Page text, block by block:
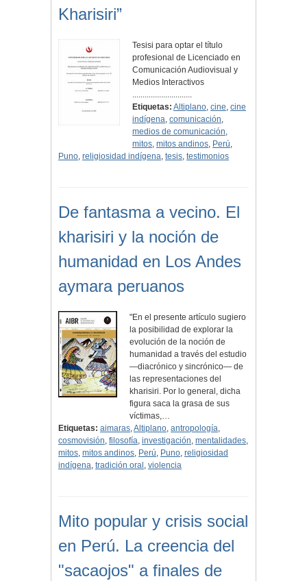
Kharisiri”
Tesisi para optar el título
profesional de Licenciado en
Comunicación Audiovisual y
Medios Interactivos
.............................
Etiquetas: Altiplano,cine,cine
indígena,comunicación,
medios de comunicación,
mitos,mitos andinos, Perú,
Puno, religiosidad indígena, tesis, testimonios
De fantasma a vecino. El
kharisiri y la noción de
humanidad en Los Andes
aymara peruanos
"En el presente artículo sugiero
la posibilidad de explorar la
evolución de la noción de
humanidad a través del estudio
—diacrónico y sincrónico— de
las representaciones del
kharisiri. Por lo general, dicha
figura saca la grasa de sus
víctimas,…
Etiquetas: aimaras,Altiplano, antropología,
cosmovisión, filosofía, investigación, mentalidades,
mitos, mitos andinos, Perú, Puno, religiosidad
indígena, tradición oral , violencia
Mito popular y crisis social
en Perú. La creencia del
"sacaojos" a finales de